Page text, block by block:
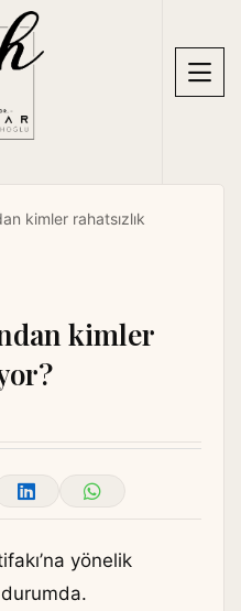
kimler rahatsızlık
kimler
yönelik
durumda.